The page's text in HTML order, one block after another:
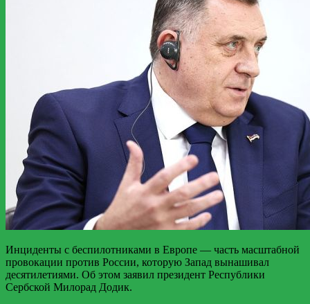
Инциденты с беспилотниками в Европе — часть масштабной
провокации против России, которую Запад вынашивал
десятилетиями. Об этом заявил президент Республики
Сербской Милорад Додик.